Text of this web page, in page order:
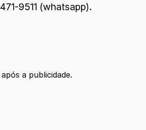
9511 (whatsapp).
a publicidade.